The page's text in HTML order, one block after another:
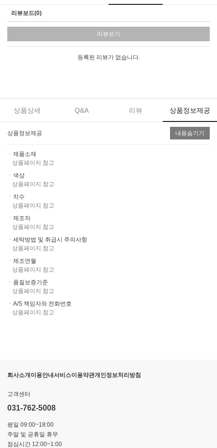
리뷰보드(0)
리뷰쓰기
등록된 리뷰가 없습니다.
상품상세 Q&A 리뷰 상품정보제공
상품정보제공 내용숨기기
ㆍ제품소재
상품페이지 참고
ㆍ색상
상품페이지 참고
ㆍ치수
상품페이지 참고
ㆍ제조자
상품페이지 참고
ㆍ세탁방법 및 취급시 주의사항
상품페이지 참고
ㆍ제조연월
상품페이지 참고
ㆍ품질보증기준
상품페이지 참고
ㆍA/S 책임자와 전화번호
상품페이지 참고
회사소개 이용안내서비스이용약관개인정보처리방침
고객센터
031-762-5008
평일 09:00~18:00
주말 및 공휴일 휴무
점심시간 12:00~1:00